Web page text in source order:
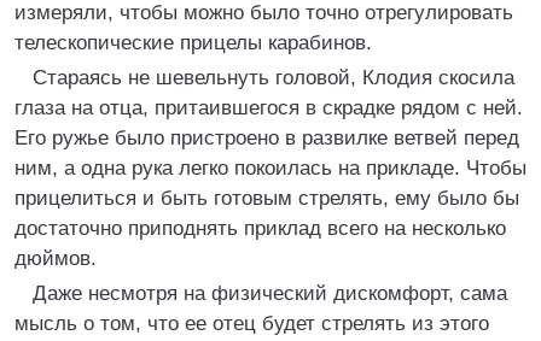
измеряли, чтобы можно было точно отрегулировать
телескопические прицелы карабинов.
Стараясь не шевельнуть головой, Клодия скосила
глаза на отца, притаившегося в скрадке рядом с ней.
Его ружье было пристроено в развилке ветвей перед
ним, а одна рука легко покоилась на прикладе. Чтобы
прицелиться и быть готовым стрелять, ему было бы
достаточно приподнять приклад всего на несколько
дюймов.
Даже несмотря на физический дискомфорт, сама
мысль о том, что ее отец будет стрелять из этого